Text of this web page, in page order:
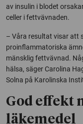
av insulin i blodet
celler i fettvävnaden.
– Våra resultat visar att
proinflammatoriska
mänsklig fettvävnad.
hälsa, säger Carolina
Solna på Karolinska
God effekt
läkemedel